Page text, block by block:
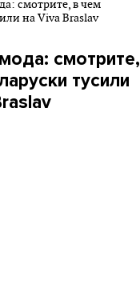
смотрите,
тусили